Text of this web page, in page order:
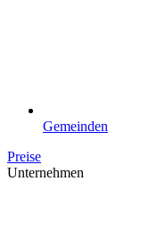
Gemeinden
Preise
Unternehmen